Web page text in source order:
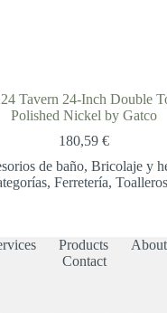
Tavern 24-Inch Double
Polished Nickel by Gatco
180,59€
de baño, Bricolaje y
,Ferretería,
Products
Contact